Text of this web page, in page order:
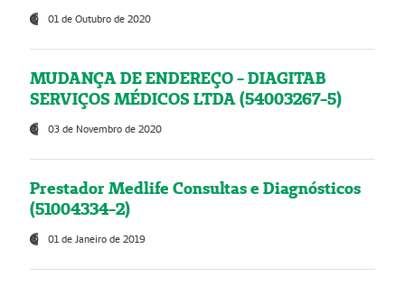
01 de Outubro de 2020
MUDANÇA DE ENDEREÇO - DIAGITAB
SERVIÇOS MÉDICOS LTDA (54003267-5)
03 de Novembro de 2020
Prestador Medlife Consultas e Diagnósticos
(51004334-2)
01 de Janeiro de 2019